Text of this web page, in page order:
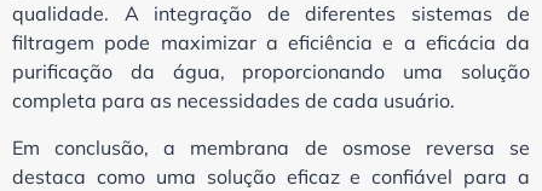
qualidade. A integração de diferentes sistemas de
filtragem pode maximizar a eficiência e a eficácia da
purificação da água, proporcionando uma solução
completa para as necessidades de cada usuário.
Em conclusão, a membrana de osmose reversa se
destaca como uma solução eficaz e confiável para a